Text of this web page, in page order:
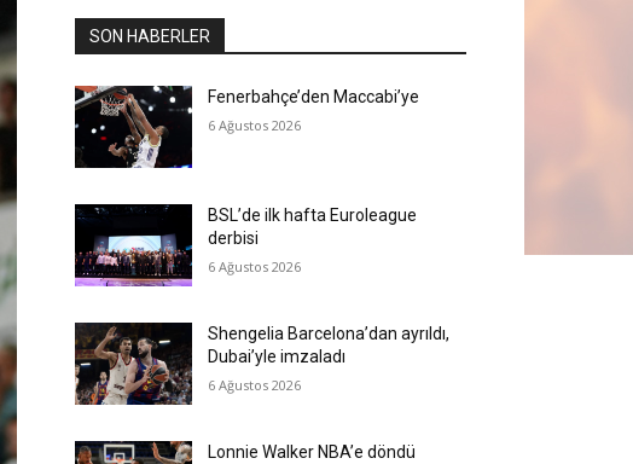
SON HABERLER
Fenerbahçe’den Maccabi’ye
6 Ağustos 2026
BSL’de ilk hafta Euroleague
derbisi
6 Ağustos 2026
Shengelia Barcelona’dan ayrıldı,
Dubai’yle imzaladı
6 Ağustos 2026
Lonnie Walker NBA’e döndü